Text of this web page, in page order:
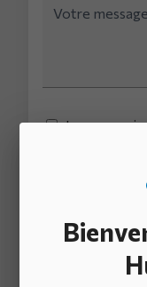
Votre message
Je